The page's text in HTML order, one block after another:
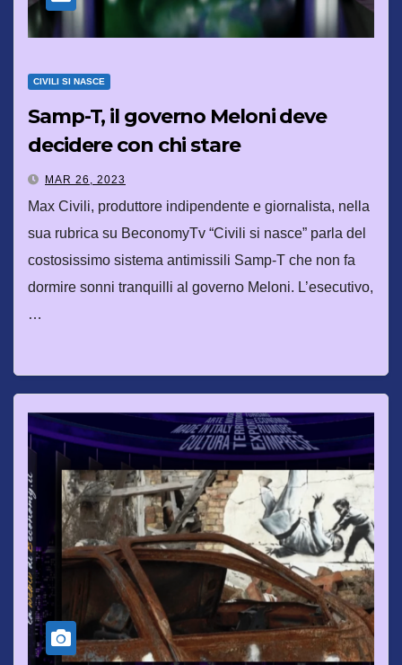
CIVILI SI NASCE
Samp-T, il governo Meloni deve
decidere con chi stare
MAR 26, 2023
Max Civili, produttore indipendente e giornalista, nella
sua rubrica su BeconomyTv “Civili si nasce” parla del
costosissimo sistema antimissili Samp-T che non fa
dormire sonni tranquilli al governo Meloni. L’esecutivo,
…